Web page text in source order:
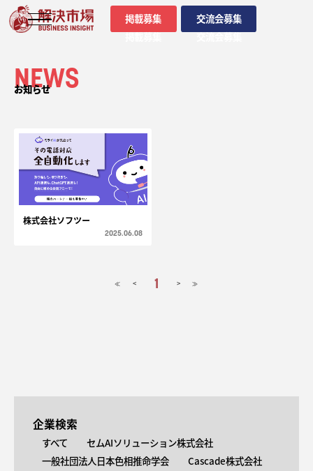
掲載募集
掲載募集
交流会募集
交流会募集
NEWS
お知らせ
株式会社ソフツー
2025.06.08
≪ < 1 > ≫
企業検索
すべて
セムAIソリューション株式会社
一般社団法人日本色相推命学会
Cascade株式会社